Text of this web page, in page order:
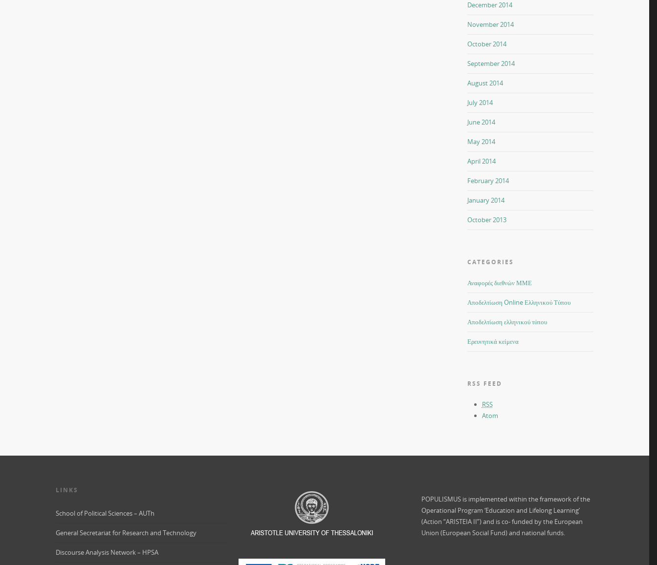
December 2014
November 2014
October 2014
September 2014
August 2014
July 2014
June 2014
May 2014
April 2014
February 2014
January 2014
October 2013
CATEGORIES
Αναφορές διεθνών ΜΜΕ
Αποδελτίωση Online Ελληνικού Τύπου
Αποδελτίωση ελληνικού τύπου
Ερευνητικά κείμενα
RSS FEED
RSS
Atom
LINKS
School of Political Sciences – AUTh
General Secretariat for Research and Technology
Discourse Analysis Network – HPSA
POPULISMUS is implemented within the framework of the
Operational Program ‘Education and Lifelong Learning’
(Action “ARISTEIA II”) and is co- funded by the European
Union (European Social Fund) and national funds.